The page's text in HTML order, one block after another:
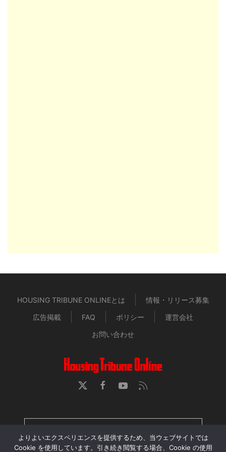
HOUSING TRIBUNE ONLINEとは
情報・リリース募集
広告掲載
FAQ ポリシー
運営会社
お問い合わせ
よりよいエクスペリエンスを提供するため、当ウェブサイトでは
Cookie を使用しています。引き続き閲覧する場合、Cookie の使用